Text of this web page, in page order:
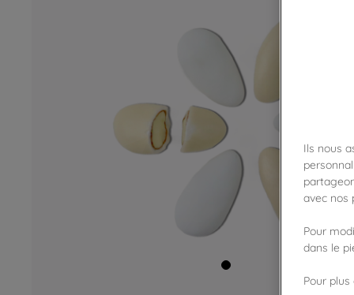
Ils nous
avec nos
Pour
dans le
Pour